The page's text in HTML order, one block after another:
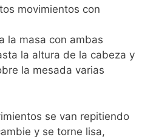
movimientos con
la masa con ambas
la altura de la cabeza y
la mesada varias
se van repitiendo
y se torne lisa,